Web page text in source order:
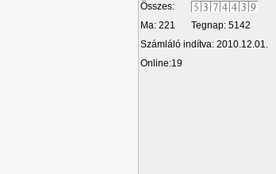
Összes:
Ma: 221
Tegnap: 5142
Számláló indítva: 2010.12.01.
Online:19